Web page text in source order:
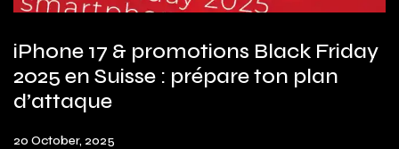
iPhone 17 & promotions Black Friday
2025 en Suisse : prépare ton plan
d’attaque
20 October, 2025